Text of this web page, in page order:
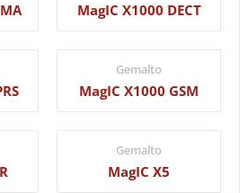
MagIC X1000 DECT
Gemalto
MagIC X1000 GSM
Gemalto
MagIC X5